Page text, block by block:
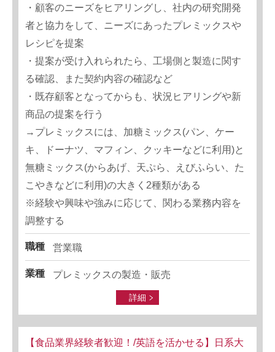
・顧客のニーズをヒアリングし、社内の研究開発
者と協力をして、ニーズにあったプレミックスや
レシピを提案
・提案が受け入れられたら、工場側と製造に関す
る確認、また契約内容の確認など
・既存顧客となってからも、状況ヒアリングや新
商品の提案を行う
→プレミックスには、加糖ミックス(パン、ケー
キ、ドーナツ、マフィン、クッキーなどに利用)と
無糖ミックス(からあげ、天ぷら、えびふらい、た
こやきなどに利用)の大きく2種類がある
※経験や興味や強みに応じて、関わる業務内容を
調整する
職種 営業職
業種 プレミックスの製造・販売
詳細
【食品業界経験者歓迎！/英語を活かせる】日系大